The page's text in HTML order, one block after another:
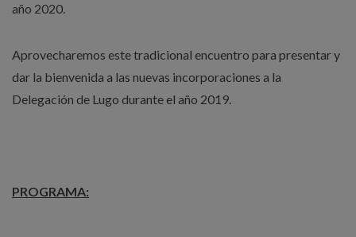
año 2020.
Aprovecharemos este tradicional encuentro para presentar y
dar la bienvenida a las nuevas incorporaciones a la
Delegación de Lugo durante el año 2019.
PROGRAMA: